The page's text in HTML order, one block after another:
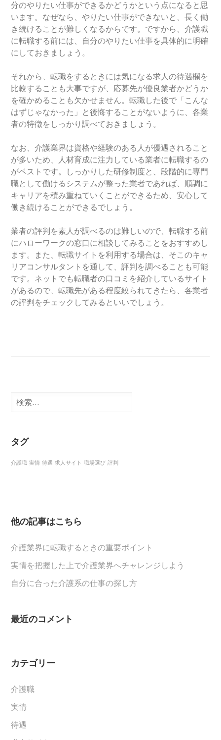
分のやりたい仕事ができるかどうかという点になると思
います。なぜなら、やりたい仕事ができないと、長く働
き続けることが難しくなるからです。ですから、介護職
に転職する前には、自分のやりたい仕事を具体的に明確
にしておきましょう。
それから、転職をするときには気になる求人の待遇欄を
比較することも大事ですが、応募先が優良業者かどうか
を確かめることも欠かせません。転職した後で「こんな
はずじゃなかった」と後悔することがないように、各業
者の特徴をしっかり調べておきましょう。
なお、介護業界は資格や経験のある人が優遇されること
が多いため、人材育成に注力している業者に転職するの
がベストです。しっかりした研修制度と、段階的に専門
職として働けるシステムが整った業者であれば、順調に
キャリアを積み重ねていくことができるため、安心して
働き続けることができるでしょう。
業者の評判を素人が調べるのは難しいので、転職する前
にハローワークの窓口に相談してみることをおすすめし
ます。また、転職サイトを利用する場合は、そこのキャ
リアコンサルタントを通して、評判を調べることも可能
です。ネットでも転職者の口コミを紹介しているサイト
があるので、転職先がある程度絞られてきたら、各業者
の評判をチェックしてみるといいでしょう。
検
タグ
介護職 実情 待遇 求人サイト 職場選び 評判
他の記事はこちら
介護業界に転職するときの重要ポイント
実情を把握した上で介護業界へチャレンジしよう
自分に合った介護系の仕事の探し方
最近のコメント
カテゴリー
介護職
実情
待遇